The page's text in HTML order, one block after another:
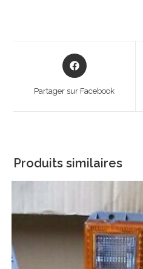
Opens
in
Partager sur Facebook
Produits similaires